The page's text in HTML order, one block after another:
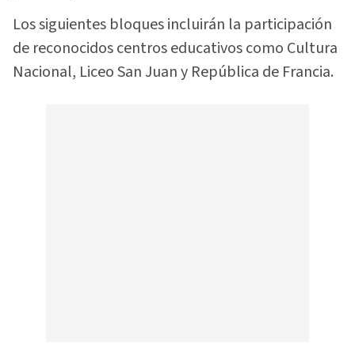
Los siguientes bloques incluirán la participación
de reconocidos centros educativos como Cultura
Nacional, Liceo San Juan y República de Francia.